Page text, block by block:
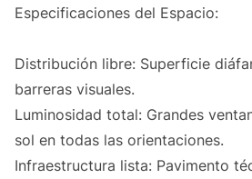
Especificaciones del Espacio:
Distribución libre: Superficie
barreras visuales.
Luminosidad total: Grandes
sol en todas las orientaciones.
Infraestructura lista: Pavimento